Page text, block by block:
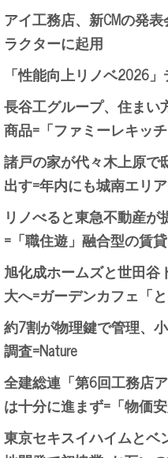
アイ工務店、新CMの発
ラクターに起用
「性能向上リノベ2026
長谷工グループ、住まい
商品=「ファミーレキッ
諸戸の家が代々木上原で
出す=年内にも城南エリ
リノべると東急不動産
=「職住遊」融合型の賃
旭化成ホームズと世田
大へ=ガーデンカフェ「
約7割が物理鍵で管理、
調査=Nature
全建総連「第6回工務店
は十分に進まず=「物価
東京セキスイハイムとベ